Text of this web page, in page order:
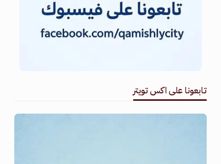
تابعونا على اكس تويتر